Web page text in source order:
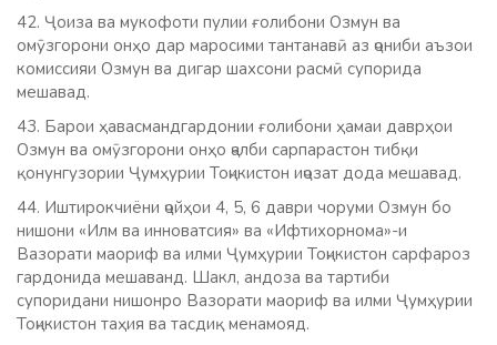
42. Ҷоиза ва мукофоти пулии ғолибони Озмун ва
омӯзгорони онҳо дар маросими тантанавӣ аз ҷониби аъзои
комиссияи Озмун ва дигар шахсони расмӣ супорида
мешавад.
43. Барои ҳавасмандгардонии ғолибони ҳамаи даврҳои
Озмун ва омӯзгорони онҳо ҷалби сарпарастон тибқи
қонунгузории Ҷумҳурии Тоҷикистон иҷозат дода мешавад.
44. Иштирокчиёни ҷойҳои 4, 5, 6 даври чоруми Озмун бо
нишони «Илм ва инноватсия» ва «Ифтихорнома»-и
Вазорати маориф ва илми Ҷумҳурии Тоҷикистон сарфароз
гардонида мешаванд. Шакл, андоза ва тартиби
супоридани нишонро Вазорати маориф ва илми Ҷумҳурии
Тоҷикистон таҳия ва тасдиқ менамояд.